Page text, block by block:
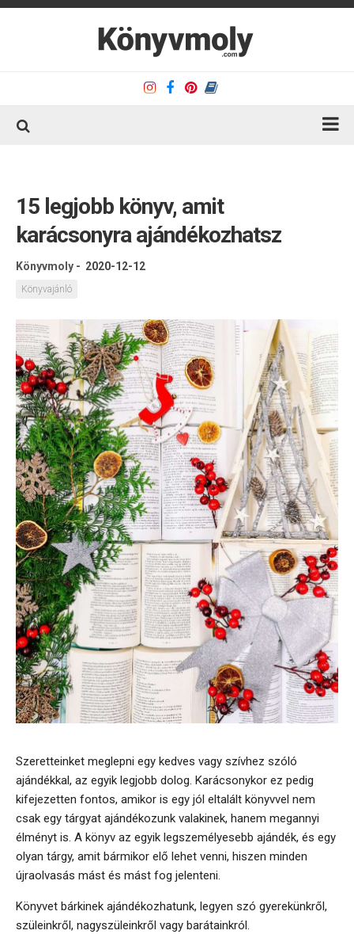
Könyvajánló
Kapcsolat
Olvasó sarok
Rólam
15 legjobb könyv, amit
karácsonyra ajándékozhatsz
Könyvmoly - 2020-12-12
Könyvajánló
Szeretteinket meglepni egy kedves vagy szívhez szóló
ajándékkal, az egyik legjobb dolog. Karácsonykor ez pedig
kifejezetten fontos, amikor is egy jól eltalált könyvvel nem
csak egy tárgyat ajándékozunk valakinek, hanem megannyi
élményt is. A könyv az egyik legszemélyesebb ajándék, és egy
olyan tárgy, amit bármikor elő lehet venni, hiszen minden
újraolvasás mást és mást fog jelenteni.
Könyvet bárkinek ajándékozhatunk, legyen szó gyerekünkről,
szüleinkről, nagyszüleinkről vagy barátainkról.